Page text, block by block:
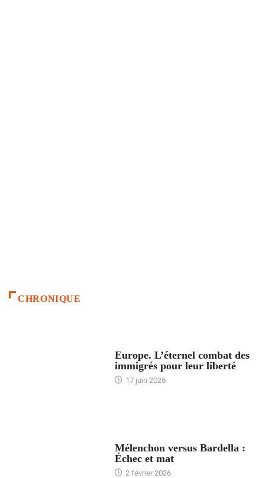
CHRONIQUE
Europe. L’éternel combat des
immigrés pour leur liberté
17 juin 2026
Mélenchon versus Bardella :
Échec et mat
2 février 2026